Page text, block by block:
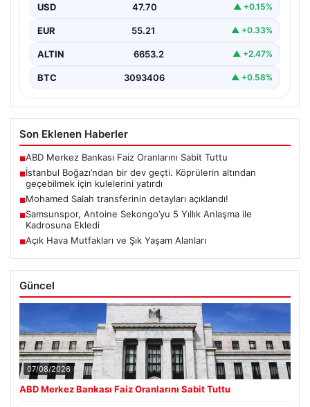
USD 47.70 ▲ +0.15%
EUR 55.21 ▲ +0.33%
ALTIN 6653.2 ▲ +2.47%
BTC 3093406 ▲ +0.58%
Son Eklenen Haberler
■ABD Merkez Bankası Faiz Oranlarını Sabit Tuttu
■İstanbul Boğazı’ndan bir dev geçti. Köprülerin altından
geçebilmek için kulelerini yatırdı
■Mohamed Salah transferinin detayları açıklandı!
■Samsunspor, Antoine Sekongo’yu 5 Yıllık Anlaşma ile
Kadrosuna Ekledi
■Açık Hava Mutfakları ve Şık Yaşam Alanları
Güncel
07/08/2026
ABD Merkez Bankası Faiz Oranlarını Sabit Tuttu